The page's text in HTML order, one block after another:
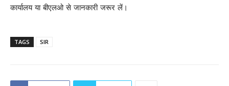
कार्यालय या बीएलओ से जानकारी जरूर लें।
TAGS SIR